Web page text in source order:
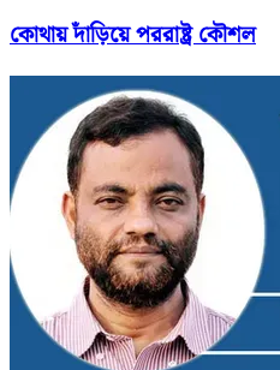
কোথায় দাঁড়িয়ে পররাষ্ট্র কৌশল